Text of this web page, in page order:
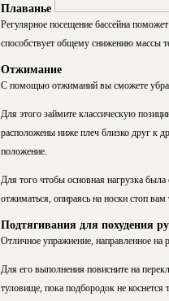
Плаванье
Регулярное посещение бассейна
способствует общему снижению массы
Отжимание
С помощью отжиманий вы сможете
Для этого займите классическую
расположены ниже плеч близко друг к
положение.
Для того чтобы основная нагрузка
отжиматься, опираясь на носки стоп
Подтягивания для похудения
Отличное упражнение, направленное
Для его выполнения повисните на
туловище, пока подбородок не